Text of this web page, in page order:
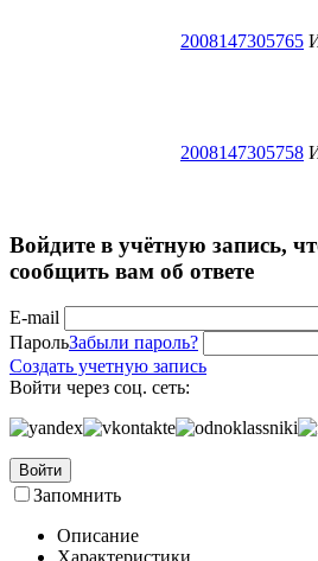
2008147305765
2008147305758
Войдите в учётную запись,
сообщить вам об ответе
E-mail
ПарольЗабыли пароль?
Создать учетную запись
Войти через соц. сеть:
Войти
Запомнить
Описание